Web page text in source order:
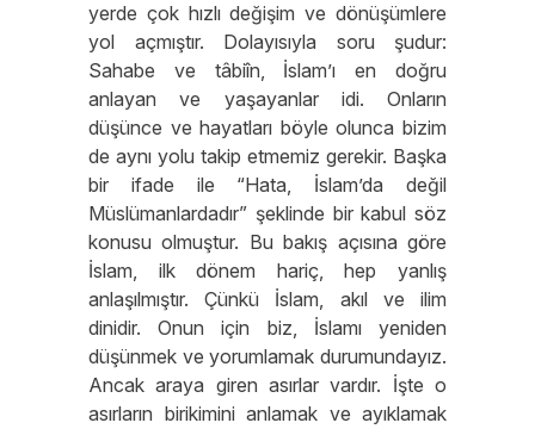
yerde çok hızlı değişim ve dönüşümlere
yol açmıştır. Dolayısıyla soru şudur:
Sahabe ve tâbiîn, İslam’ı en doğru
anlayan ve yaşayanlar idi. Onların
düşünce ve hayatları böyle olunca bizim
de aynı yolu takip etmemiz gerekir. Başka
bir ifade ile “Hata, İslam’da değil
Müslümanlardadır” şeklinde bir kabul söz
konusu olmuştur. Bu bakış açısına göre
İslam, ilk dönem hariç, hep yanlış
anlaşılmıştır. Çünkü İslam, akıl ve ilim
dinidir. Onun için biz, İslamı yeniden
düşünmek ve yorumlamak durumundayız.
Ancak araya giren asırlar vardır. İşte o
asırların birikimini anlamak ve ayıklamak